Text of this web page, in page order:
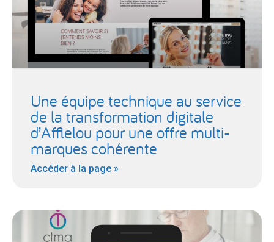
Une équipe technique au service
de la transformation digitale
d’Afflelou pour une offre multi-
marques cohérente
Accéder à la page »